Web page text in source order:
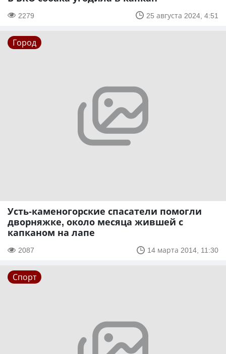
2279 25 августа 2024, 4:51
Город
Усть-каменогорские спасатели помогли
дворняжке, около месяца жившей с
капканом на лапе
2087 14 марта 2014, 11:30
Спорт